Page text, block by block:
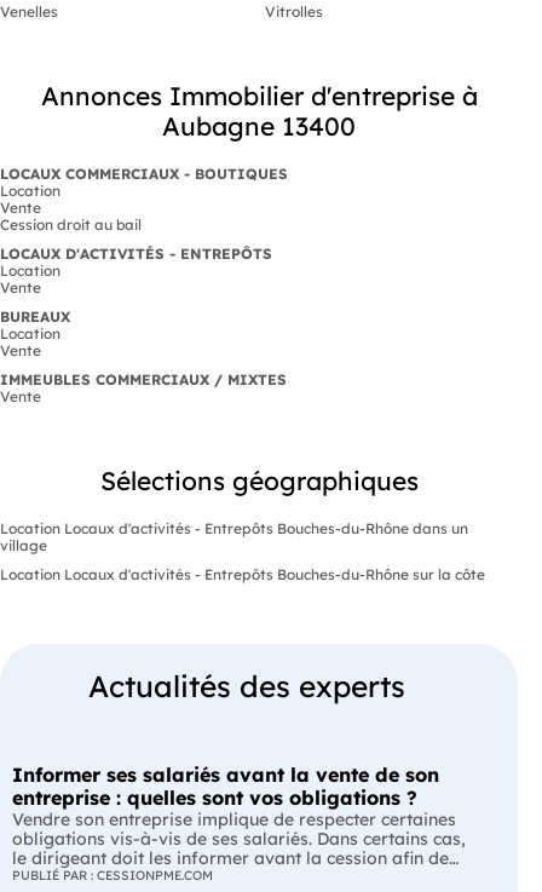
Venelles
Vitrolles
Annonces Immobilier d'entreprise à
Aubagne 13400
LOCAUX COMMERCIAUX - BOUTIQUES
Location
Vente
Cession droit au bail
LOCAUX D'ACTIVITÉS - ENTREPÔTS
Location
Vente
BUREAUX
Location
Vente
IMMEUBLES COMMERCIAUX / MIXTES
Vente
Sélections géographiques
Location Locaux d'activités - Entrepôts Bouches-du-Rhône dans un
village
Location Locaux d'activités - Entrepôts Bouches-du-Rhône sur la côte
Actualités des experts
Informer ses salariés avant la vente de son
entreprise : quelles sont vos obligations ?
Vendre son entreprise implique de respecter certaines
obligations vis-à-vis de ses salariés. Dans certains cas,
le dirigeant doit les informer avant la cession afin de
leur permettre, s'ils le souhaitent, de présenter une offre
PUBLIÉ PAR : CESSIONPME.COM